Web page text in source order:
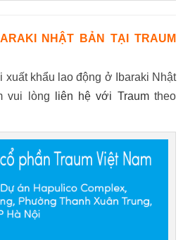
NHẬT BẢN TẠI TRAUM
xuất khẩu lao động ở Ibaraki Nhật
vui lòng
liên hệ với Traumtheo